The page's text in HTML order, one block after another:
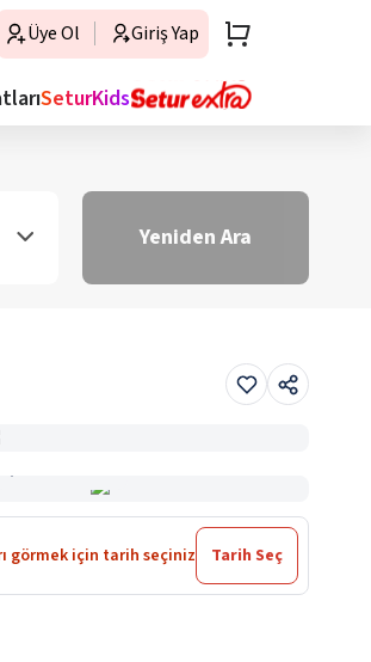
Üye Ol Giriş Yap
SeturKids
Yeniden Ara
görmek için tarih seçiniz Tarih Seç